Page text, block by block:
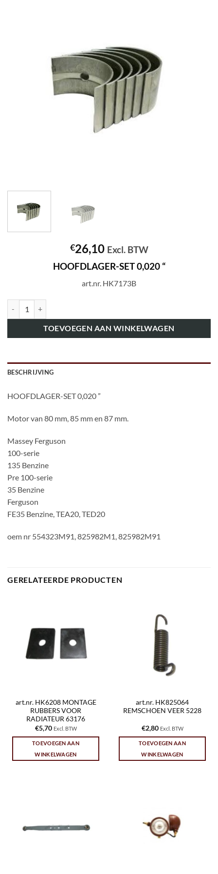
€26,10 Excl. BTW
HOOFDLAGER-SET 0,020 “
art.nr. HK7173B
TOEVOEGEN AAN WINKELWAGEN
BESCHRIJVING
HOOFDLAGER-SET 0,020 ”
Motor van 80 mm, 85 mm en 87 mm.
Massey Ferguson
100-serie
135 Benzine
Pre 100-serie
35 Benzine
Ferguson
FE35 Benzine, TEA20, TED20
oem nr 554323M91, 825982M1, 825982M91
GERELATEERDE PRODUCTEN
art.nr. HK6208 MONTAGE
RUBBERS VOOR
RADIATEUR 63176
€5,70 Excl. BTW
TOEVOEGEN AAN
WINKELWAGEN
art.nr. HK825064
REMSCHOEN VEER 5228
€2,80 Excl. BTW
TOEVOEGEN AAN
WINKELWAGEN